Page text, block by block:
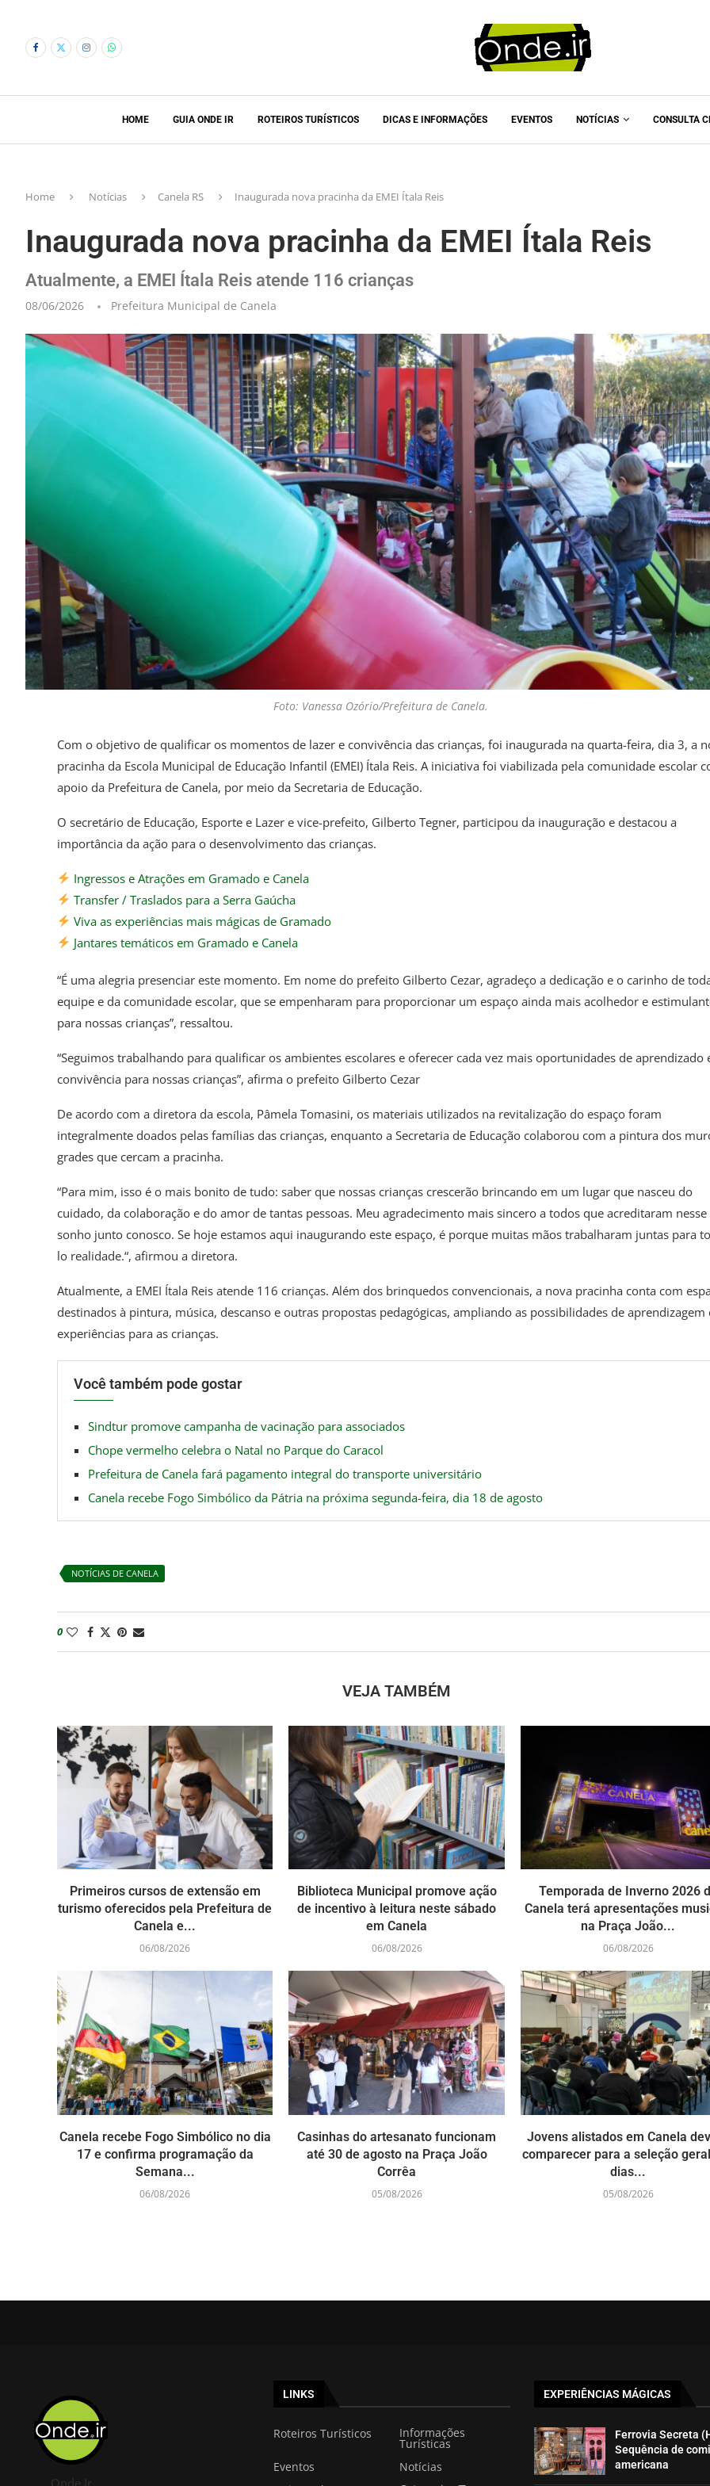
HOME GUIA ONDE IR ROTEIROS TURÍSTICOS DICAS E INFORMAÇÕES EVENTOS NOTÍCIAS CONSULTA
Home Notícias Canela RS Inaugurada nova pracinha da EMEI Ítala Reis
Inaugurada nova pracinha da EMEI Ítala Reis
Atualmente, a EMEI Ítala Reis atende 116 crianças
08/06/2026 Prefeitura Municipal de Canela
Foto: Vanessa Ozório/Prefeitura de Canela.
Com o objetivo de qualificar os momentos de lazer e convivência das crianças, foi inaugurada na quarta-feira, dia 3, a
pracinha da Escola Municipal de Educação Infantil (EMEI) Ítala Reis. A iniciativa foi viabilizada pela comunidade escolar
apoio da Prefeitura de Canela, por meio da Secretaria de Educação.
O secretário de Educação, Esporte e Lazer e vice-prefeito, Gilberto Tegner, participou da inauguração e destacou a
importância da ação para o desenvolvimento das crianças.
Ingressos e Atrações em Gramado e Canela
Transfer / Traslados para a Serra Gaúcha
Viva as experiências mais mágicas de Gramado
Jantares temáticos em Gramado e Canela
“É uma alegria presenciar este momento. Em nome do prefeito Gilberto Cezar, agradeço a dedicação e o carinho de
equipe e da comunidade escolar, que se empenharam para proporcionar um espaço ainda mais acolhedor e
para nossas crianças”, ressaltou.
“Seguimos trabalhando para qualificar os ambientes escolares e oferecer cada vez mais oportunidades de aprendizado
convivência para nossas crianças”, afirma o prefeito Gilberto Cezar
De acordo com a diretora da escola, Pâmela Tomasini, os materiais utilizados na revitalização do espaço foram
integralmente doados pelas famílias das crianças, enquanto a Secretaria de Educação colaborou com a pintura dos
grades que cercam a pracinha.
“Para mim, isso é o mais bonito de tudo: saber que nossas crianças crescerão brincando em um lugar que nasceu do
cuidado, da colaboração e do amor de tantas pessoas. Meu agradecimento mais sincero a todos que acreditaram nesse
sonho junto conosco. Se hoje estamos aqui inaugurando este espaço, é porque muitas mãos trabalharam juntas para
lo realidade.“, afirmou a diretora.
Atualmente, a EMEI Ítala Reis atende 116 crianças. Além dos brinquedos convencionais, a nova pracinha conta com
destinados à pintura, música, descanso e outras propostas pedagógicas, ampliando as possibilidades de aprendizagem
experiências para as crianças.
Você também pode gostar
Sindtur promove campanha de vacinação para associados
Chope vermelho celebra o Natal no Parque do Caracol
Prefeitura de Canela fará pagamento integral do transporte universitário
Canela recebe Fogo Simbólico da Pátria na próxima segunda-feira, dia 18 de agosto
NOTÍCIAS DE CANELA
0
VEJA TAMBÉM
Primeiros cursos de extensão em
turismo oferecidos pela Prefeitura de
Canela e...
06/08/2026
Biblioteca Municipal promove ação
de incentivo à leitura neste sábado
em Canela
06/08/2026
Temporada de Inverno 2026
Canela terá apresentações
na Praça João...
06/08/2026
Canela recebe Fogo Simbólico no dia
17 e confirma programação da
Semana...
06/08/2026
Casinhas do artesanato funcionam
até 30 de agosto na Praça João
Corrêa
05/08/2026
Jovens alistados em Canela
comparecer para a seleção
dias...
05/08/2026
Onde Ir
LINKS
Roteiros Turísticos Informações
Turísticas
Eventos
Notícias
EXPERIÊNCIAS MÁGICAS
Ferrovia Secreta
Sequência de
americana